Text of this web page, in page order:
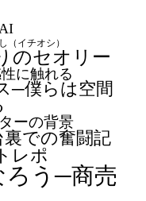
（イチオシ）
のセオリー
に触れる
─僕らは空間
ーの背景
裏での奮闘記
レポ
ろう─商売